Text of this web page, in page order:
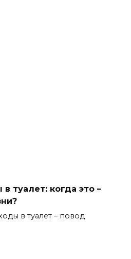
туалет: когда это –
в туалет – повод